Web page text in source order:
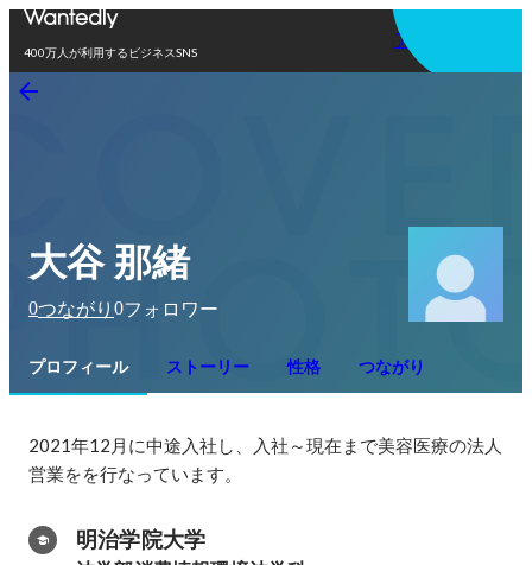
400万人が利用するビジネスSNS
アプリを使う
大谷 那緒
0つながり 0フォロワー
プロフィール ストーリー 性格 つながり
2021年12月に中途入社し、入社～現在まで美容医療の法人
明治学院大学